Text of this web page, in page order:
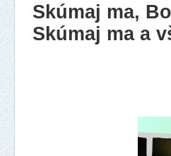
Skúmaj ma,
Skúmaj ma a